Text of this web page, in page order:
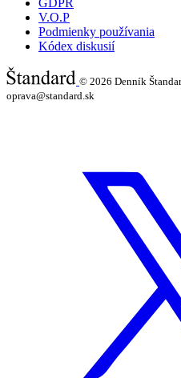
V.O.P
Podmienky používania
Kódex diskusií
© 2026 Denník
oprava@standard.sk